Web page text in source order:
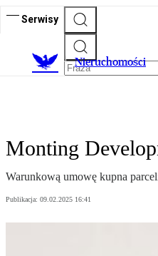
Serwisy
Nieruchomości
Monting
Warunkową umowę kupna
Publikacja: 09.02.2025 16:41